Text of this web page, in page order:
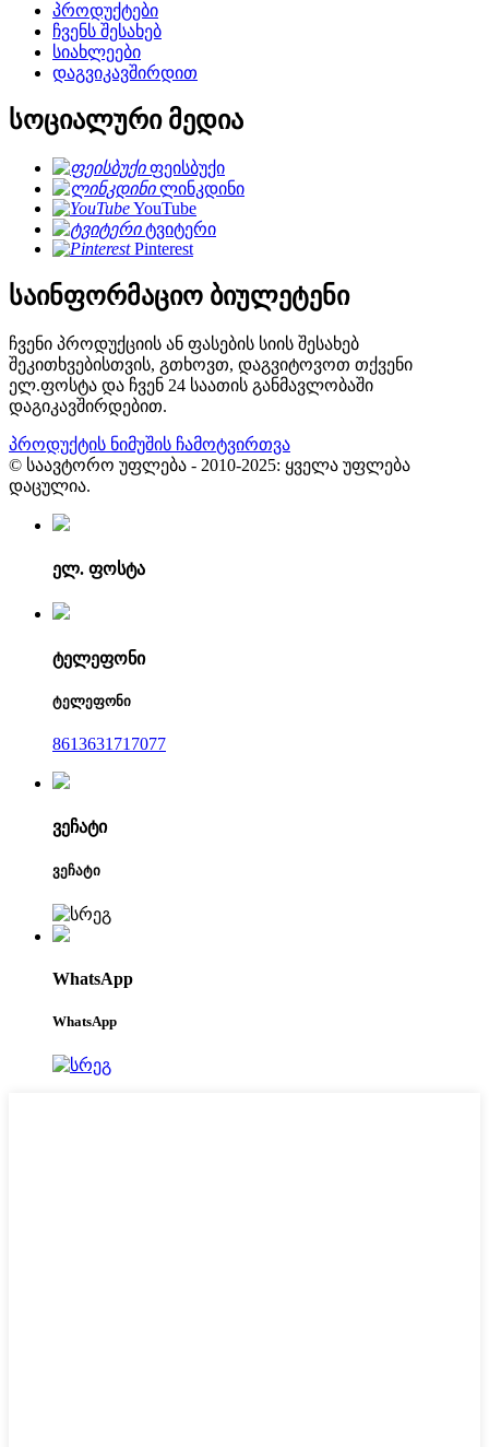
პროდუქტები
ჩვენს შესახებ
სიახლეები
დაგვიკავშირდით
სოციალური მედია
ფეისბუქი
ლინკდინი
YouTube
ტვიტერი
Pinterest
საინფორმაციო ბიულეტენი
ჩვენი პროდუქციის ან ფასების სიის შესახებ
შეკითხვებისთვის, გთხოვთ, დაგვიტოვოთ თქვენი
ელ.ფოსტა და ჩვენ 24 საათის განმავლობაში
დაგიკავშირდებით.
პროდუქტის ნიმუშის ჩამოტვირთვა
© საავტორო უფლება - 2010-2025: ყველა უფლება
დაცულია.
ელ. ფოსტა
ტელეფონი
ტელეფონი
8613631717077
ვეჩატი
ვეჩატი
WhatsApp
WhatsApp